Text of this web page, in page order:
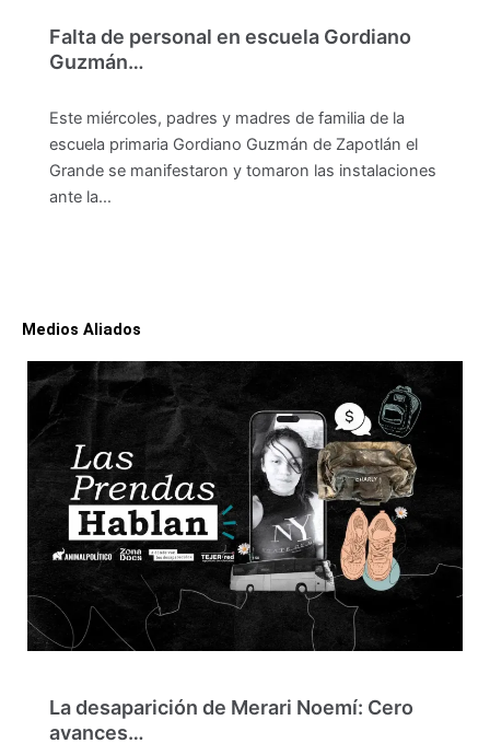
Falta de personal en escuela Gordiano
Guzmán…
Este miércoles, padres y madres de familia de la
escuela primaria Gordiano Guzmán de Zapotlán el
Grande se manifestaron y tomaron las instalaciones
ante la…
Medios Aliados
La desaparición de Merari Noemí: Cero
avances…